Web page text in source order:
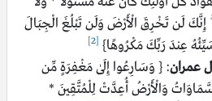
لَن تَخْرِقَ الْأَرْضَ وَلَن تَبْلُغَ الْجِبَالَ
عِندَ رَبِّكَ مَكْرُوهًا} [2]
عمران: { وَسَارِعُوا إِلَىٰ مَغْفِرَةٍ مِّن
وَالْأَرْضُ أُعِدَّتْ لِلْمُتَّقِينَ *